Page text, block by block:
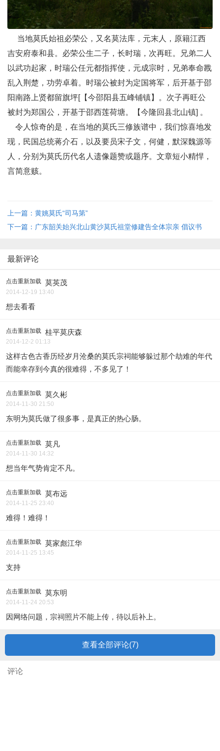
当地莫氏始祖必荣公，又名莫法库，元末人，原籍江西
吉安府泰和县。必荣公生二子，长时瑞，次再旺。兄弟二人
以武功起家，时瑞公任元都指挥使，元成宗时，兄弟奉命戡
乱入荆楚，功劳卓着。时瑞公被封为定国将军，后开基于邵
阳南路上贤都留旗坪[【今邵阳县五峰铺镇】。次子再旺公
被封为郑国公，开基于邵西莲荷塘。【今隆回县北山镇] 。
令人惊奇的是，在当地的莫氏三修族谱中，我们惊喜地发
现，民国总统蒋介石，以及要员宋子文，何健，默深魏源等
人，分别为莫氏历代名人遗像题赞或题序。文章短小精悍，
言简意赅。
上一篇：黄姚莫氏“司马第”
下一篇：广东韶关始兴北山黄沙莫氏祖堂修建告全体宗亲 倡议书
最新评论
点击重新加载 莫英茂
2014-12-19 13:40
想去看看
点击重新加载 桂平莫庆森
2014-12-2 01:13
这样古色古香历经岁月沧桑的莫氏宗祠能够躲过那个劫难的年代
而能幸存到今真的很难得，不多见了！
点击重新加载 莫久彬
2014-11-30 21:50
东明为莫氏做了很多事，是真正的热心肠。
点击重新加载 莫凡
2014-11-30 14:32
想当年气势肯定不凡。
点击重新加载 莫布远
2014-11-25 23:40
难得！难得！
点击重新加载 莫家彪江华
2014-11-25 13:45
支持
点击重新加载 莫东明
2014-11-24 20:53
因网络问题，宗祠照片不能上传，待以后补上。
查看全部评论(7)